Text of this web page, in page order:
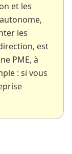
et les
les
est
PME, à
: si vous